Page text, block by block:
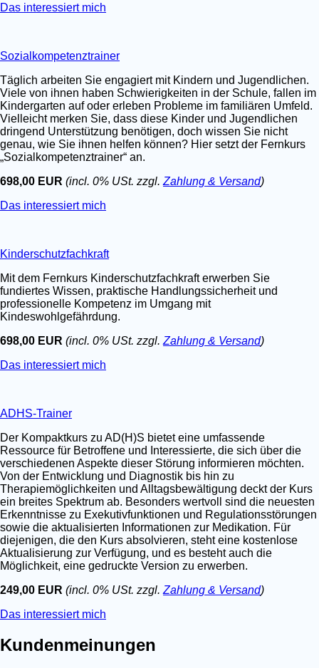
Das interessiert mich
Sozialkompetenztrainer
Täglich arbeiten Sie engagiert mit Kindern und Jugendlichen.
Viele von ihnen haben Schwierigkeiten in der Schule, fallen im
Kindergarten auf oder erleben Probleme im familiären Umfeld.
Vielleicht merken Sie, dass diese Kinder und Jugendlichen
dringend Unterstützung benötigen, doch wissen Sie nicht
genau, wie Sie ihnen helfen können? Hier setzt der Fernkurs
„Sozialkompetenztrainer“ an.
698,00 EUR (incl. 0% USt. zzgl. Zahlung & Versand)
Das interessiert mich
Kinderschutzfachkraft
Mit dem Fernkurs Kinderschutzfachkraft erwerben Sie
fundiertes Wissen, praktische Handlungssicherheit und
professionelle Kompetenz im Umgang mit
Kindeswohlgefährdung.
698,00 EUR (incl. 0% USt. zzgl. Zahlung & Versand)
Das interessiert mich
ADHS-Trainer
Der Kompaktkurs zu AD(H)S bietet eine umfassende
Ressource für Betroffene und Interessierte, die sich über die
verschiedenen Aspekte dieser Störung informieren möchten.
Von der Entwicklung und Diagnostik bis hin zu
Therapiemöglichkeiten und Alltagsbewältigung deckt der Kurs
ein breites Spektrum ab. Besonders wertvoll sind die neuesten
Erkenntnisse zu Exekutivfunktionen und Regulationsstörungen
sowie die aktualisierten Informationen zur Medikation. Für
diejenigen, die den Kurs absolvieren, steht eine kostenlose
Aktualisierung zur Verfügung, und es besteht auch die
Möglichkeit, eine gedruckte Version zu erwerben.
249,00 EUR (incl. 0% USt. zzgl. Zahlung & Versand)
Das interessiert mich
Kundenmeinungen